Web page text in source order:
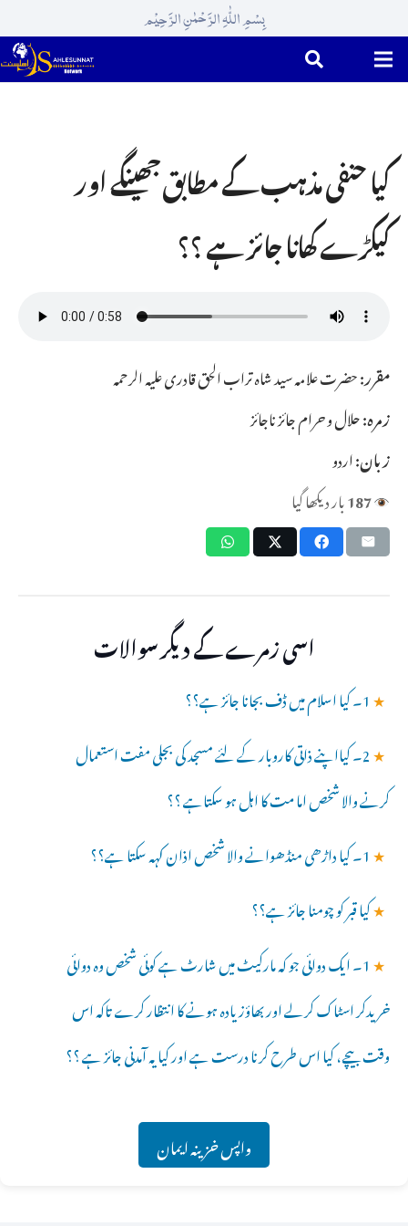
بِسْمِ اللّٰہِ الرَّحْمٰنِ الرَّحِیْم
کیا حنفی مذہب کے مطابق جھینگے اور
کیکڑے کھانا جائز ہے ؟؟
مقرر:حضرت علامہ سید شاہ تراب الحق قادری علیہ الرحمہ
زمرہ:حلال و حرام جائز ناجائز
زبان:اردو
187بار دیکھا گیا
اسی زمرے کے دیگر سوالات
★1۔ کیا اسلام میں ڈف بجانا جائز ہے؟؟
★ 2۔ کیااپنے ذاتی کاروبار کے لئے مسجد کی بجلی مفت استعمال
کرنے والا شخص اما مت کا اہل ہو سکتاہے ؟؟
★1۔ کیا داڑھی منڈھوانے والا شخص اذان کہہ سکتا ہے؟؟
★کیا قبر کو چومنا جائز ہے؟؟
★ 1۔ ایک دوائی جو کہ مارکیٹ میں شارٹ ہے کوئی شخص وہ دوائی
خریدکر اسٹاک کرلے اور بھاؤزیادہ ہونے کا انتظار کرے تاکہ اس
وقت بیچے، کیا اس طرح کرنا درست ہے اور کیا یہ آمدنی جائز ہے ؟؟
واپس خزینہ ایمان